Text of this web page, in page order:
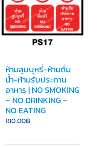
ห้ามสูบบุหรี่-ห้ามดื่ม
น้ำ-ห้ามรับประทาน
อาหาร | NO SMOKING
– NO DRINKING –
NO EATING
180.00฿